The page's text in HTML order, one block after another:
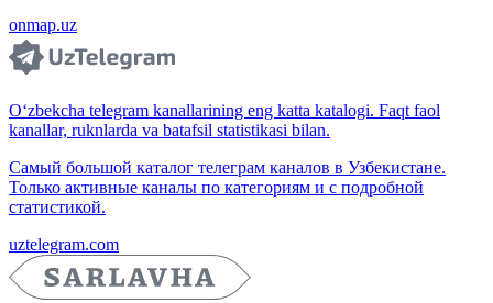
onmap.uz
O‘zbekcha telegram kanallarining eng katta katalogi. Faqt faol
kanallar, ruknlarda va batafsil statistikasi bilan.
Самый большой каталог телеграм каналов в Узбекистане.
Только активные каналы по категориям и с подробной
статистикой.
uztelegram.com